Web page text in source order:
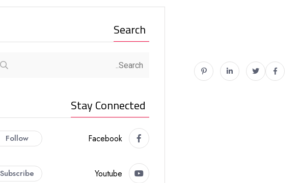
Search
Stay Connected
Facebook
Follow
Youtube
Subscribe